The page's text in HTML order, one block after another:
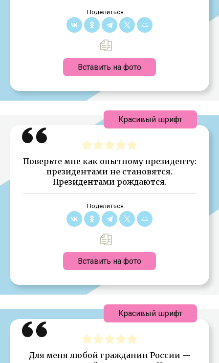
Поделиться:
Вставить на фото
Поверьте мне как опытному президенту:
президентами не становятся.
Президентами рождаются.
Поделиться:
Вставить на фото
Красивый шрифт
Для меня любой гражданин России —
Красивый шрифт